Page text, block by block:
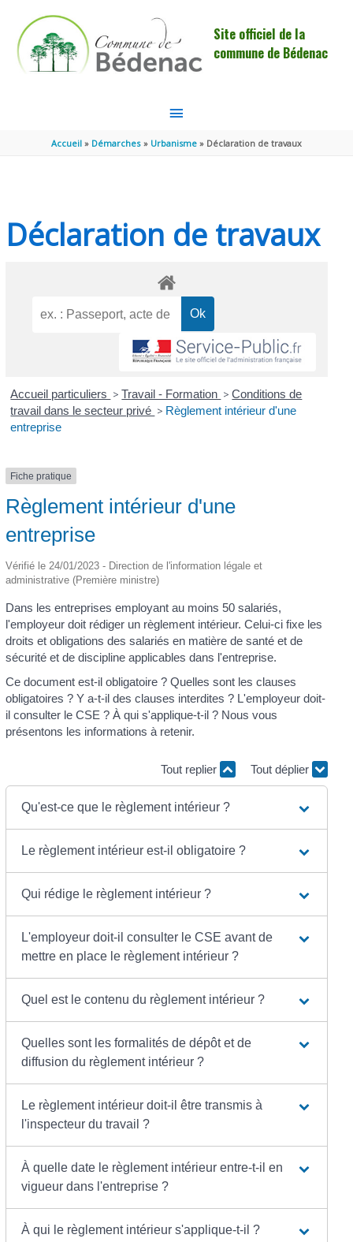
Site officiel de la
commune de Bédenac
MENU
PRINCIPAL
Accueil Démarches Urbanisme Déclaration de travaux
Déclaration de travaux
Accueil particuliers > Travail - Formation > Conditions de
travail dans le secteur privé > Règlement intérieur d'une
entreprise
Fiche pratique
Règlement intérieur d'une
entreprise
Vérifié le 24/01/2023 - Direction de l'information légale et
administrative (Première ministre)
Dans les entreprises employant au moins 50 salariés,
l'employeur doit rédiger un règlement intérieur. Celui-ci fixe les
droits et obligations des salariés en matière de santé et de
sécurité et de discipline applicables dans l'entreprise.
Ce document est-il obligatoire ? Quelles sont les clauses
obligatoires ? Y a-t-il des clauses interdites ? L'employeur doit-
il consulter le CSE ? À qui s'applique-t-il ? Nous vous
présentons les informations à retenir.
Tout replier Tout déplier
Qu'est-ce que le règlement intérieur ?
Le règlement intérieur est-il obligatoire ?
Qui rédige le règlement intérieur ?
L'employeur doit-il consulter le CSE avant de
mettre en place le règlement intérieur ?
Quel est le contenu du règlement intérieur ?
Quelles sont les formalités de dépôt et de
diffusion du règlement intérieur ?
Le règlement intérieur doit-il être transmis à
l'inspecteur du travail ?
À quelle date le règlement intérieur entre-t-il en
vigueur dans l'entreprise ?
À qui le règlement intérieur s'applique-t-il ?